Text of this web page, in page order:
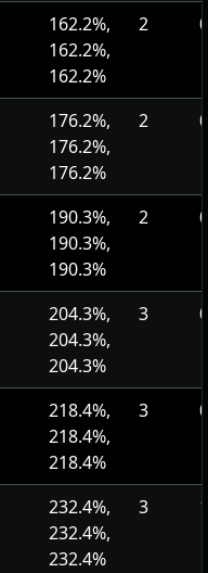
162.2%,
162.2%,
162.2%
2
176.2%,
176.2%,
176.2%
2
190.3%,
190.3%,
190.3%
2
204.3%,
204.3%,
204.3%
3
218.4%,
218.4%,
218.4%
3
232.4%,
232.4%,
232.4%
3 1